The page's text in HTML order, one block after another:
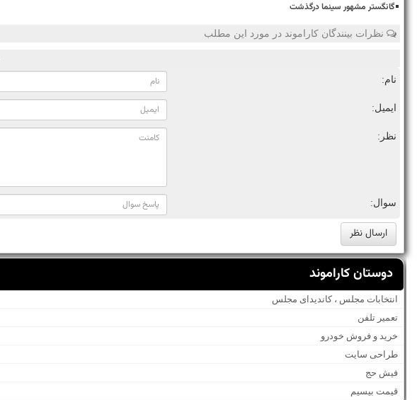
گانگستر مشهور سینما درگذشت
نظرات بینندگان کاراموند در مورد این مطلب
نام:
ایمیل:
نظر:
سوال:
دوستان کاراموند
انتخابات مجلس ، کاندیدای مجلس
تعمیر تلفن
خرید و فروش خودرو
طراحی سایت
فیش حج
قیمت بیسیم